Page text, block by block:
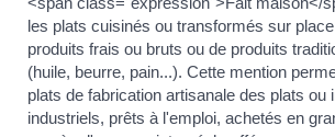
les plats cuisinés ou transformés sur
produits frais ou bruts ou de produits
(huile, beurre, pain...). Cette mention
plats de fabrication artisanale des plats ou
industriels, prêts à l'emploi, achetés en